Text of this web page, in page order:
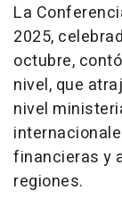
La
2025,
octubre,
nivel, que
nivel
financieras y
regiones.